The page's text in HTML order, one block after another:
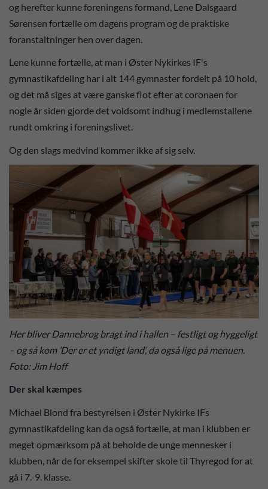
og herefter kunne foreningens formand, Lene Dalsgaard
Sørensen fortælle om dagens program og de praktiske
foranstaltninger hen over dagen.
Lene kunne fortælle, at man i Øster Nykirkes IF's
gymnastikafdeling har i alt 144 gymnaster fordelt på 10 hold,
og det må siges at være ganske flot efter at coronaen for
nogle år siden gjorde det voldsomt indhug i medlemstallene
rundt omkring i foreningslivet.
Og den slags medvind kommer ikke af sig selv.
Her bliver Dannebrog bragt ind i hallen – festligt og hyggeligt
– og så kom ’Der er et yndigt land’, da også lige på menuen.
Foto: Jim Hoff
Der skal kæmpes
Michael Blond fra bestyrelsen i Øster Nykirke IFs
gymnastikafdeling kan da også fortælle, at man i klubben er
meget opmærksom på at beholde de unge mennesker i
klubben, når de for eksempel skifter skole til Thyregod for at
gå i 7.-9. klasse.